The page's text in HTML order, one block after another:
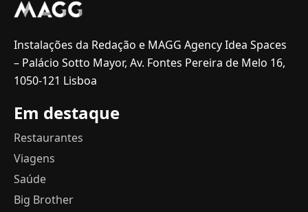
Instalações da Redação e MAGG Agency Idea Spaces
– Palácio Sotto Mayor, Av. Fontes Pereira de Melo 16,
1050-121 Lisboa
Em destaque
Restaurantes
Viagens
Saúde
Big Brother